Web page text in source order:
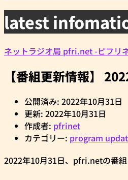
latest
ネットラジオ局 pfri.net -ピフリ
【番組更新情報】
公開済み: 2022年10月31日
更新: 2022年10月31日
作成者: pfrinet
カテゴリー: program
2022年10月31日、pfri.netの番組